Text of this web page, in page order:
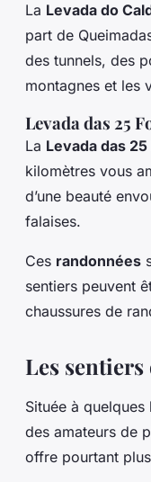
La Levada do
part de
des tunnels, des
montagnes et les
Levada das 25
La Levada das
kilomètres vous
d’une beauté
falaises.
Ces randonnées
sentiers peuvent
chaussures de
Les sentiers
Située à
des amateurs de
offre pourtant